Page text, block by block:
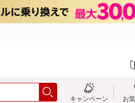
キャンペーン お